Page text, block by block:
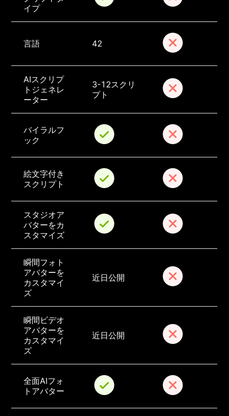
イプ
言語 42
AIスクリプ
トジェネレ
ーター
3-12スクリ
プト
バイラルフ
ック
絵文字付き
スクリプト
スタジオア
バターをカ
スタマイズ
瞬間フォト
アバターを
カスタマイ
ズ
近日公開
瞬間ビデオ
アバターを
カスタマイ
ズ
近日公開
全面AIフォ
トアバター